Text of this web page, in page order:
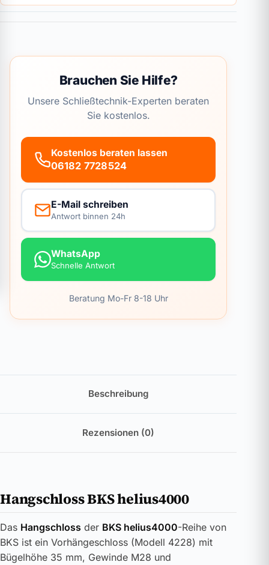
Brauchen Sie Hilfe?
Unsere Schließtechnik-Experten beraten
Sie kostenlos.
Kostenlos beraten lassen
06182 7728524
E-Mail schreiben
Antwort binnen 24h
WhatsApp
Schnelle Antwort
Beratung Mo-Fr 8-18 Uhr
Beschreibung
Rezensionen (0)
Hangschloss BKS helius4000
Das Hangschloss der BKS helius4000-Reihe von
BKS ist ein Vorhängeschloss (Modell 4228) mit
Bügelhöhe 35 mm, Gewinde M28 und